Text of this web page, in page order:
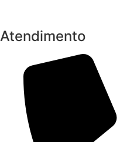
Atendimento